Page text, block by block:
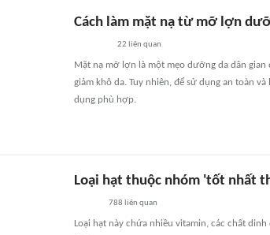
Cách làm mặt nạ từ mỡ lợn
22 liên quan
Mặt nạ mỡ lợn là một mẹo dưỡng da dân
giảm khô da. Tuy nhiên, để sử dụng an toàn
dụng phù hợp.
Loại hạt thuộc nhóm 'tốt nhất
788 liên quan
Loại hạt này chứa nhiều vitamin, các chất